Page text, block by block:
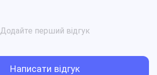
Додайте перший відгук
Написати відгук